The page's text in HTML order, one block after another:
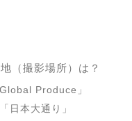
（撮影場所）は？
Produce」
日本大通り」